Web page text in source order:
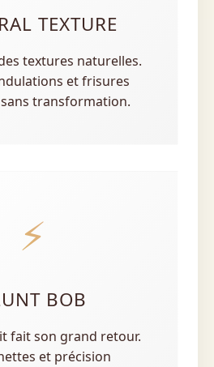
TEXTURE
textures naturelles.
et frisures
transformation.
⚡
BOB
fait son grand retour.
et précision